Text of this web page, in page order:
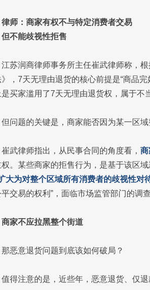
律师：商家有权不与特定消费者交易
但不能歧视性拒售
江苏润商律师事务所主任崔武律师称，
》，7天无理由退货的核心前提是“商品
是买家滥用了7天无理由退货权，属于
但问题的关键是，商家能否因为某一区
崔武律师指出，从民事合同的角度看， 商
权。某些商家的拒售行为，是基于该区
大为对整个区域所有消费者的歧视性对
交易的权利”，面临市场监管部门的调
商家不应拉黑整个街道
那恶意退货问题到底该如何破局？
值得注意的是，近些年，恶意退货、仅